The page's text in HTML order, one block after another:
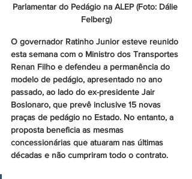
Parlamentar do Pedágio na ALEP (Foto: Dálie
Felberg)
O governador Ratinho Junior esteve reunido
esta semana com o Ministro dos Transportes
Renan Filho e defendeu a permanência do
modelo de pedágio, apresentado no ano
passado, ao lado do ex-presidente Jair
Boslonaro, que prevê inclusive 15 novas
praças de pedágio no Estado. No entanto, a
proposta beneficia as mesmas
concessionárias que atuaram nas últimas
décadas e não cumpriram todo o contrato.